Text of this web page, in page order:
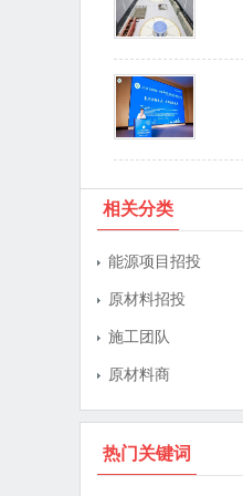
相关分类
能源项目招投
原材料招投
施工团队
原材料商
热门关键词